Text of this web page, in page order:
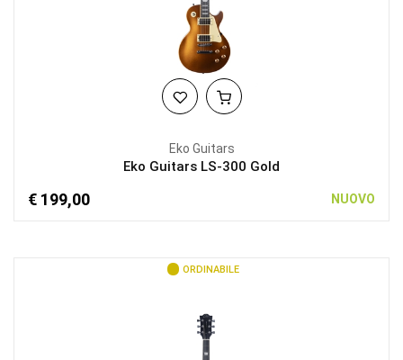
Eko Guitars
Eko Guitars LS-300 Gold
€ 199,00 NUOVO
ORDINABILE